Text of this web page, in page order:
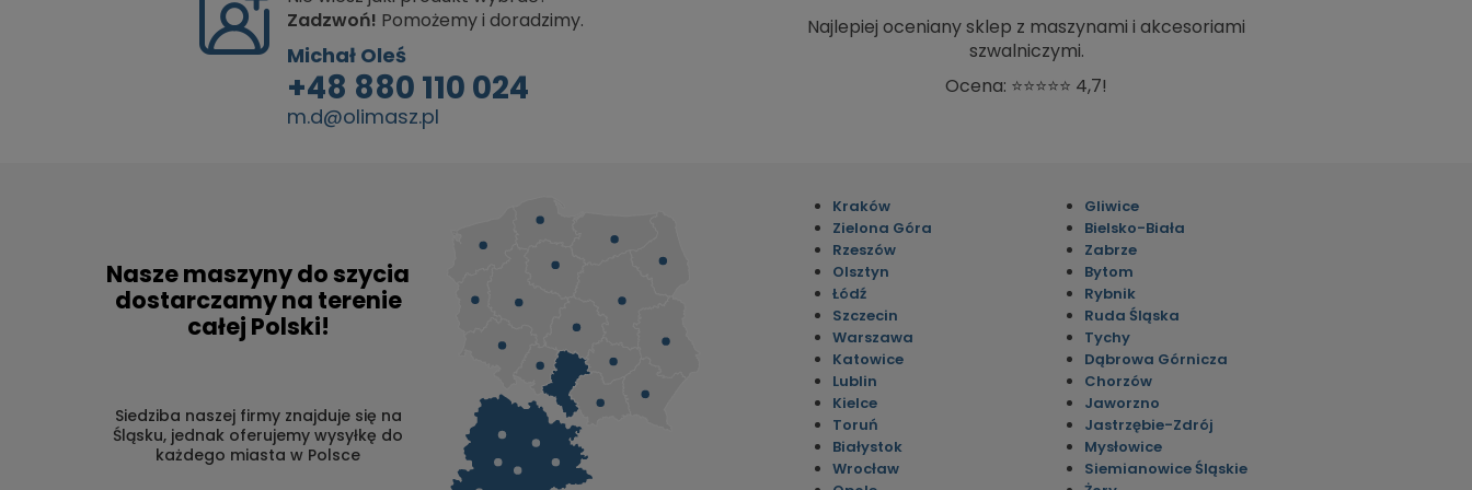
Zadzwoń! Pomożemy i doradzimy.
Michał Oleś
+48 880 110 024
m.d@olimasz.pl
Najlepiej oceniany sklep z maszynami i akcesoriami
szwalniczymi.
Ocena: ⭐⭐⭐⭐⭐ 4,7!
Nasze maszyny do szycia
dostarczamy na terenie
całej Polski!
Siedziba naszej firmy znajduje się na
Śląsku, jednak oferujemy wysyłkę do
każdego miasta w Polsce
Kraków
Zielona Góra
Rzeszów
Olsztyn
Łódź
Szczecin
Warszawa
Katowice
Lublin
Kielce
Toruń
Białystok
Wrocław
Gliwice
Bielsko-Biała
Zabrze
Bytom
Rybnik
Ruda Śląska
Tychy
Dąbrowa Górnicza
Chorzów
Jaworzno
Jastrzębie-Zdrój
Mysłowice
Siemianowice Śląskie